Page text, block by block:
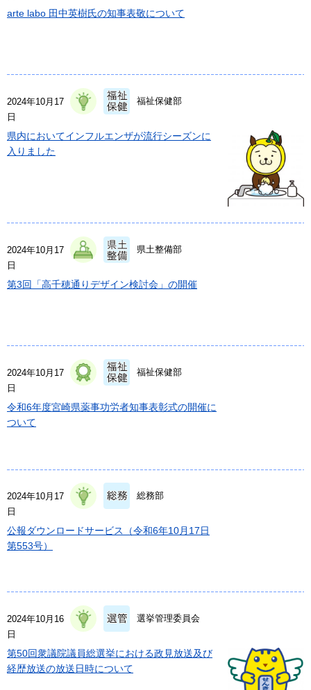
arte labo 田中英樹氏の知事表敬について
2024年10月17
日
福祉保健部
県内においてインフルエンザが流行シーズンに
入りました
2024年10月17
日
県土整備部
第3回「高千穂通りデザイン検討会」の開催
2024年10月17
日
福祉保健部
令和6年度宮崎県薬事功労者知事表彰式の開催に
ついて
2024年10月17
日
総務部
公報ダウンロードサービス（令和6年10月17日
第553号）
2024年10月16
日
選挙管理委員会
第50回衆議院議員総選挙における政見放送及び
経歴放送の放送日時について